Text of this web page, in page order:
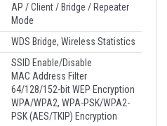
AP / Client / Bridge / Repeater
Mode
WDS Bridge, Wireless Statistics
SSID Enable/Disable
MAC Address Filter
64/128/152-bit WEP Encryption
WPA/WPA2, WPA-PSK/WPA2-
PSK (AES/TKIP) Encryption